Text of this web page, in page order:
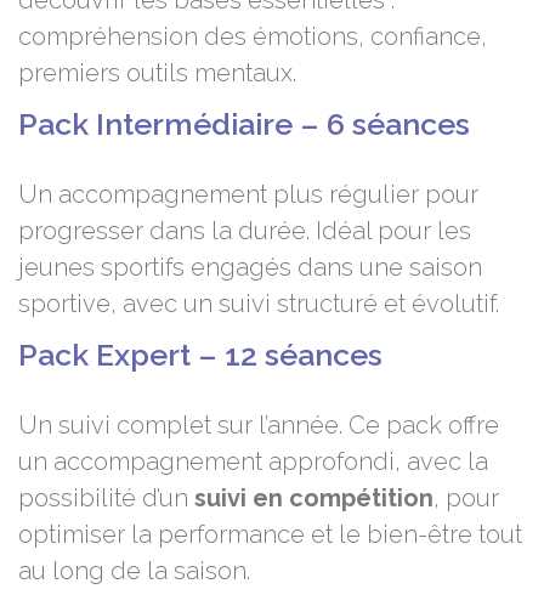
compréhension des émotions, confiance,
premiers outils mentaux.
Pack Intermédiaire – 6 séances
Un accompagnement plus régulier pour
progresser dans la durée. Idéal pour les
jeunes sportifs engagés dans une saison
sportive, avec un suivi structuré et évolutif.
Pack Expert – 12 séances
Un suivi complet sur l’année. Ce pack offre
un accompagnement approfondi, avec la
possibilité d’un suivi en compétition, pour
optimiser la performance et le bien-être tout
au long de la saison.